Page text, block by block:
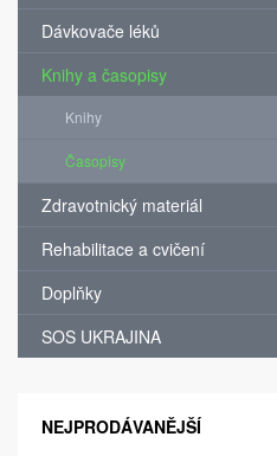
Dávkovače léků
Knihy a časopisy
Knihy
Časopisy
Zdravotnický materiál
Rehabilitace a cvičení
Doplňky
SOS UKRAJINA
NEJPRODÁVANĚJŠÍ